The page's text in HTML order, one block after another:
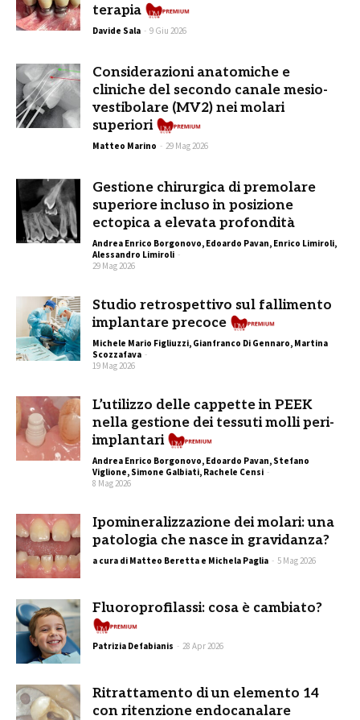
terapia
Davide Sala - 9 Giu 2026
Considerazioni anatomiche e
cliniche del secondo canale mesio-
vestibolare (MV2) nei molari
superiori
Matteo Marino - 29 Mag 2026
Gestione chirurgica di premolare
superiore incluso in posizione
ectopica a elevata profondità
Andrea Enrico Borgonovo, Edoardo Pavan, Enrico Limiroli,
Alessandro Limiroli -
29 Mag 2026
Studio retrospettivo sul fallimento
implantare precoce
Michele Mario Figliuzzi, Gianfranco Di Gennaro, Martina
Scozzafava -
19 Mag 2026
L’utilizzo delle cappette in PEEK
nella gestione dei tessuti molli peri-
implantari
Andrea Enrico Borgonovo, Edoardo Pavan, Stefano
Viglione, Simone Galbiati, Rachele Censi -
8 Mag 2026
Ipomineralizzazione dei molari: una
patologia che nasce in gravidanza?
a cura di Matteo Beretta e Michela Paglia - 5 Mag 2026
Fluoroprofilassi: cosa è cambiato?
Patrizia Defabianis - 28 Apr 2026
Ritrattamento di un elemento 14
con ritenzione endocanalare